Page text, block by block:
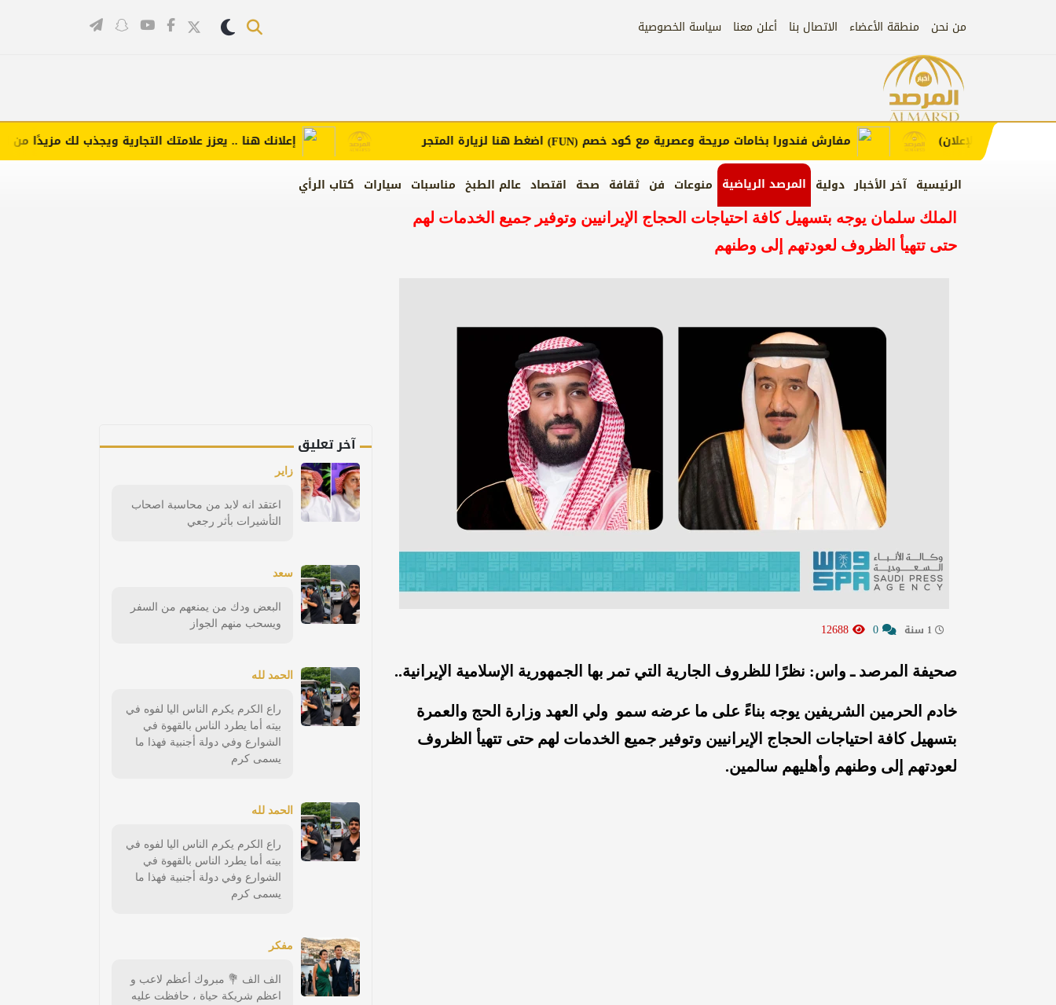
من نحن منطقة الأعضاء الاتصال بنا أعلن معنا سياسة الخصوصية
الرئيسية آخر الأخبار دولية المرصد الرياضية منوعات فن ثقافة صحة اقتصاد عالم الطبخ مناسبات سيارات كتاب الرأي
إعلانك هنا .. يعزز علامتك التجارية ويجذب لك مزيدًا من مفارش فندورا بخامات مريحة وعصرية مع كود خصم(FUN)اضغط هنا لزيارة المتجر لطلب الإعلان)
الملك سلمان يوجه بتسهيل كافة احتياجات الحجاج الإيرانيين وتوفير جميع الخدمات لهم
حتى تتهيأ الظروف لعودتهم إلى وطنهم
صحيفة المرصد ـ واس: نظرًا للظروف الجارية التي تمر بها الجمهورية الإسلامية الإيرانية..
‎خادم الحرمين الشريفين يوجه بناءً على ما عرضه سمو ‎ ولي العهد وزارة الحج والعمرة
بتسهيل كافة احتياجات الحجاج الإيرانيين وتوفير جميع الخدمات لهم حتى تتهيأ الظروف
لعودتهم إلى وطنهم وأهليهم سالمين.
آخر تعليق
زاير
اعتقد انه لابد من محاسبة اصحاب
التأشيرات بأثر رجعي
سعد
البعض ودك من يمنعهم من السفر
ويسحب منهم الجواز
الحمد لله
راع الكرم يكرم الناس اليا لفوه في
بيته أما يطرد الناس بالقهوة في
الشوارع وفي دولة أجنبية فهذا ما
يسمى كرم
الحمد لله
راع الكرم يكرم الناس اليا لفوه في
بيته أما يطرد الناس بالقهوة في
الشوارع وفي دولة أجنبية فهذا ما
يسمى كرم
مفكر
الف الف 💐 مبروك أعظم لاعب و
اعظم شريكة حياة ، حافظت عليه